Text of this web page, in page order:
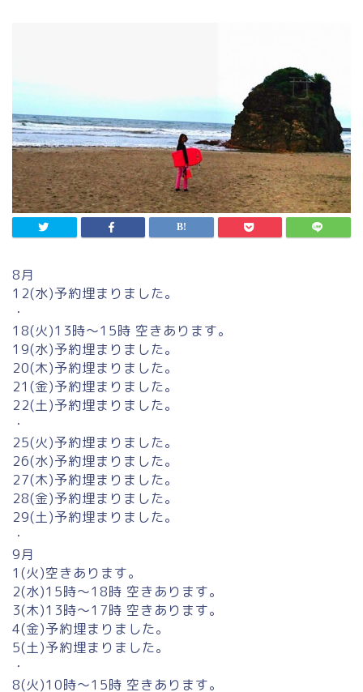
8月
12(水)予約埋まりました。
・
18(火)13時〜15時 空きあります。
19(水)予約埋まりました。
20(木)予約埋まりました。
21(金)予約埋まりました。
22(土)予約埋まりました。
・
25(火)予約埋まりました。
26(水)予約埋まりました。
27(木)予約埋まりました。
28(金)予約埋まりました。
29(土)予約埋まりました。
・
9月
1(火)空きあります。
2(水)15時〜18時 空きあります。
3(木)13時〜17時 空きあります。
4(金)予約埋まりました。
5(土)予約埋まりました。
・
8(火)10時〜15時 空きあります。